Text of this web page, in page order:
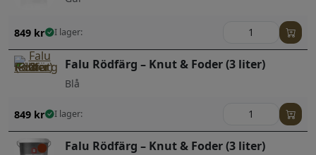
849 kr I lager:
Falu Rödfärg – Knut & Foder (3 liter)
Blå
849 kr I lager:
Falu Rödfärg – Knut & Foder (3 liter)